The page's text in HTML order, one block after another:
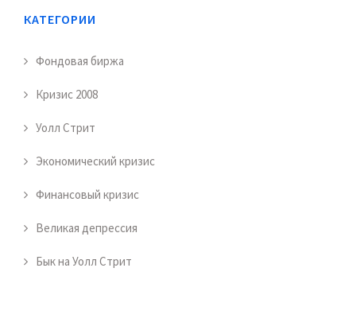
КАТЕГОРИИ
Фондовая биржа
Кризис 2008
Уолл Стрит
Экономический кризис
Финансовый кризис
Великая депрессия
Бык на Уолл Стрит